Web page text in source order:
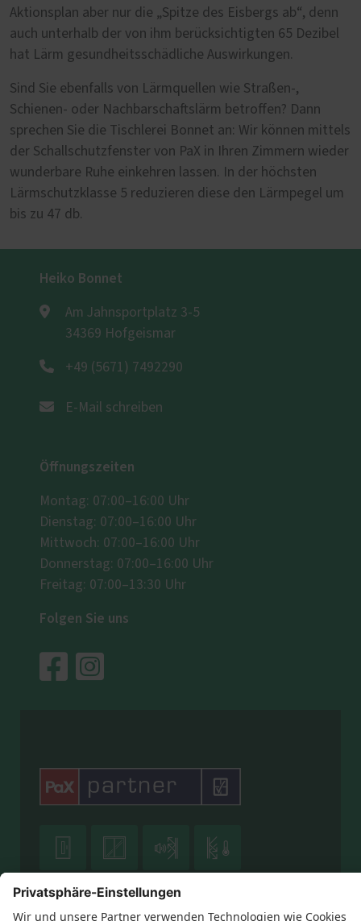
Aktionsplan aber nur die „Spitze des Eisbergs ab“, denn
auch unterhalb der von ihm berücksichtigten 65 Dezibel
hat Lärm gesundheitsschädliche Auswirkungen.
Sind Sie ebenfalls von Lärmquellen wie Straßen-,
Schienen- oder Nachbarschaftslärm betroffen? Dann
sprechen Sie die Tischlerei Bonnet an: Wir können mittels
der Schallschutzfenster von PaX in Ihren Zimmern wieder
wunderbare Ruhe einkehren lassen. In der höchsten
Lärmschutzklasse 5 reduzieren diese den Lärmpegel um
bis zu 47 db.
Heiko Bonnet
Am Jahnsportplatz 3-5
34369 Hofgeismar
+49 (5671) 7492290
E-Mail schreiben
Öffnungszeiten
Montag: 07:00–16:00 Uhr
Dienstag: 07:00–16:00 Uhr
Mittwoch: 07:00–16:00 Uhr
Donnerstag: 07:00–16:00 Uhr
Freitag: 07:00–13:30 Uhr
Folgen Sie uns
   
